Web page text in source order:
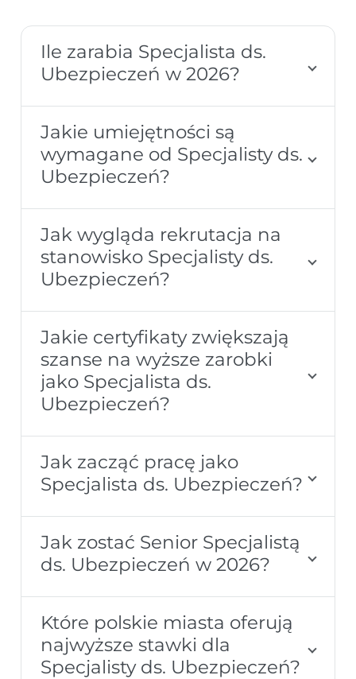
Ile zarabia Specjalista ds.
Ubezpieczeń w 2026?
Jakie umiejętności są
wymagane od Specjalisty ds.
Ubezpieczeń?
Jak wygląda rekrutacja na
stanowisko Specjalisty ds.
Ubezpieczeń?
Jakie certyfikaty zwiększają
szanse na wyższe zarobki
jako Specjalista ds.
Ubezpieczeń?
Jak zacząć pracę jako
Specjalista ds. Ubezpieczeń?
Jak zostać Senior Specjalistą
ds. Ubezpieczeń w 2026?
Które polskie miasta oferują
najwyższe stawki dla
Specjalisty ds. Ubezpieczeń?